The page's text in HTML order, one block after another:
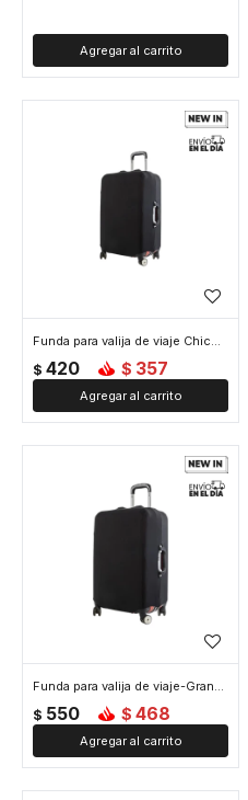
Funda para valija de viaje Chico - Negro
$ 420 $ 357
Funda para valija de viaje-Grande - Negro
$ 550 $ 468